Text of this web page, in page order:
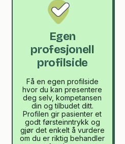
Egen
profesjonell
profilside
Få en egen profilside
hvor du kan presentere
deg selv, kompetansen
din og tilbudet ditt.
Profilen gir pasienter et
godt førsteinntrykk og
gjør det enkelt å vurdere
om du er riktig behandler